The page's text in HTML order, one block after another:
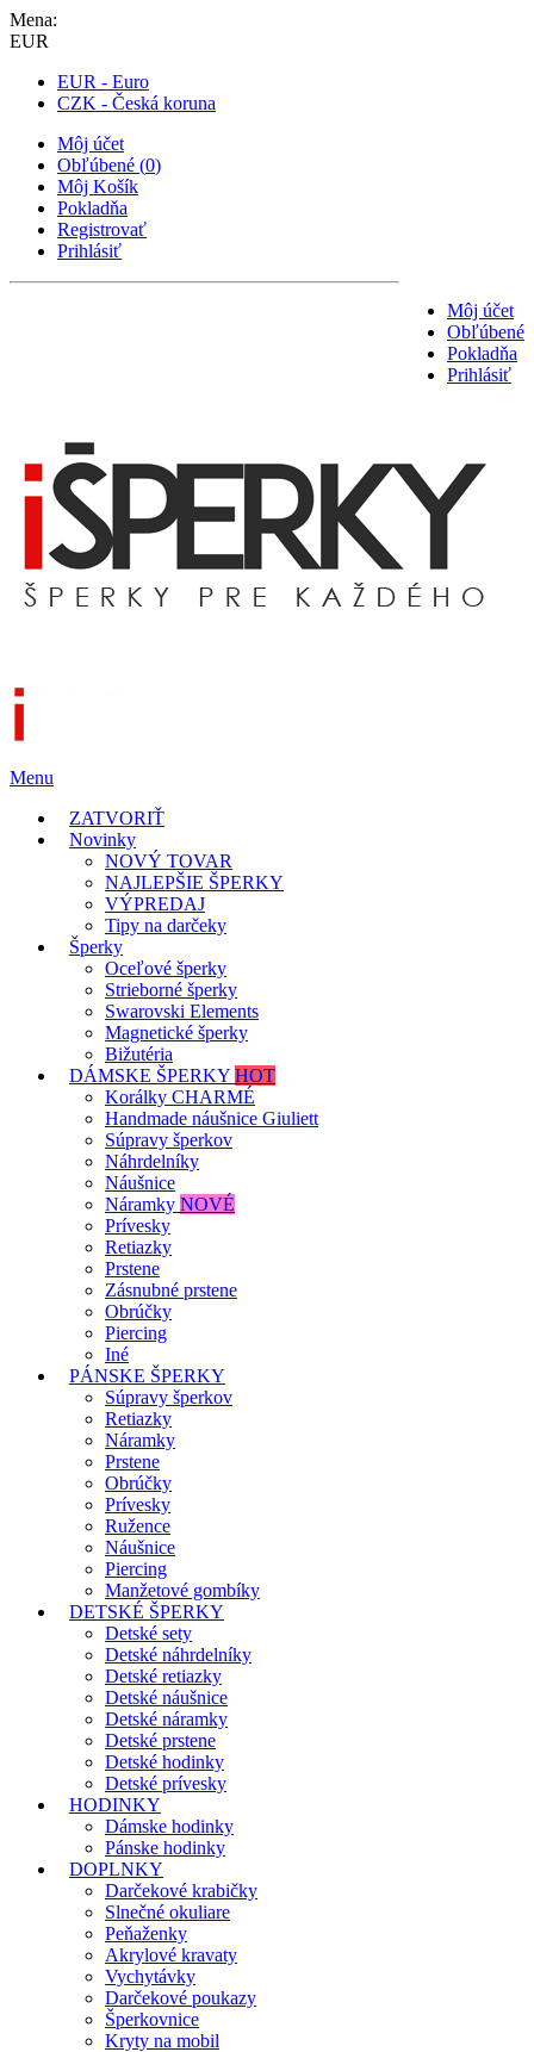
Mena:
EUR
EUR - Euro
CZK - Česká koruna
Môj účet
Obľúbené (0)
Môj Košík
Pokladňa
Registrovať
Prihlásiť
Môj účet
Obľúbené
Pokladňa
Prihlásiť
Menu
ZATVORIŤ
Novinky
NOVÝ TOVAR
NAJLEPŠIE ŠPERKY
VÝPREDAJ
Tipy na darčeky
Šperky
Oceľové šperky
Strieborné šperky
Swarovski Elements
Magnetické šperky
Bižutéria
DÁMSKE ŠPERKY HOT
Korálky CHARMÉ
Handmade náušnice Giuliett
Súpravy šperkov
Náhrdelníky
Náušnice
Náramky NOVÉ
Prívesky
Retiazky
Prstene
Zásnubné prstene
Obrúčky
Piercing
Iné
PÁNSKE ŠPERKY
Súpravy šperkov
Retiazky
Náramky
Prstene
Obrúčky
Prívesky
Ružence
Náušnice
Piercing
Manžetové gombíky
DETSKÉ ŠPERKY
Detské sety
Detské náhrdelníky
Detské retiazky
Detské náušnice
Detské náramky
Detské prstene
Detské hodinky
Detské prívesky
HODINKY
Dámske hodinky
Pánske hodinky
DOPLNKY
Darčekové krabičky
Slnečné okuliare
Peňaženky
Akrylové kravaty
Vychytávky
Darčekové poukazy
Šperkovnice
Kryty na mobil